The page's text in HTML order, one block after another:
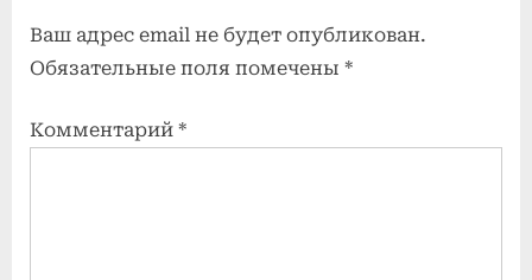
s
P
s
o
s
:
Ваш адрес email не будет опубликован.
Обязательные поля помечены *
Комментарий *